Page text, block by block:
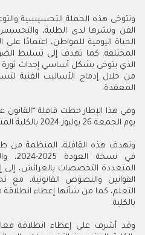
وتتوخى هذه الحملة التحسيسية
الفن ونشرها لدى الطلبة،
الحياة اليومية للمواطن، اعتمادًا على
المختلفة. كما تهدف إلى تسليط
الذي يتوخى بشكل أساسي إحداث ثورة في
من خلال إدماج الأساليب الفنية
المعقدة.
وفي هذا الإطار حطت قافلة “القانون
يوم الجمعة 26 يوليوز 2024 بالكلية المتعددة التخصصات بالعرائش.
وتهدف هذه القافلة، المنظمة من
في
المتعددة التخصصات بالعرائش،
القوانين والنصوص القانونية، مع
التعلم، كما من شأنها إعطاء انطلاقة
بالكلية.
وقد أشرف على إعطاء انطلاقة